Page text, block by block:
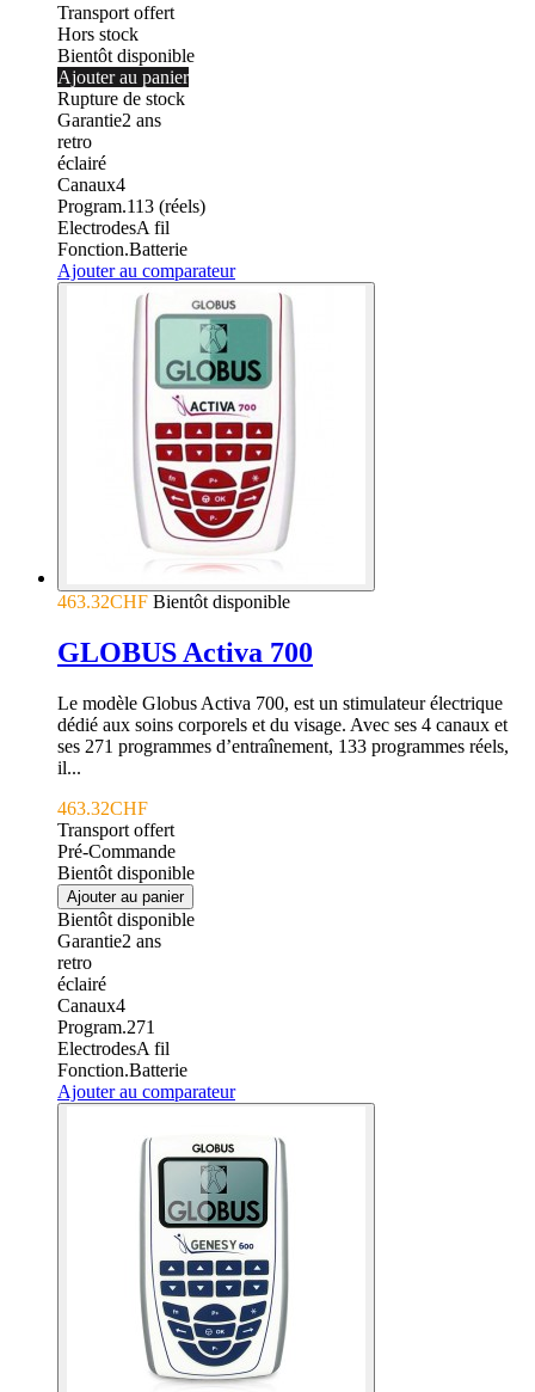
Transport offert
Hors stock
Bientôt disponible
Ajouter au panier
Rupture de stock
Garantie2 ans
retro
éclairé
Canaux4
Program.113 (réels)
ElectrodesA fil
Fonction.Batterie
Ajouter au comparateur
463.32CHF Bientôt disponible
GLOBUS Activa 700
Le modèle Globus Activa 700, est un stimulateur électrique
dédié aux soins corporels et du visage. Avec ses 4 canaux et
ses 271 programmes d’entraînement, 133 programmes réels,
il...
463.32CHF
Transport offert
Pré-Commande
Bientôt disponible
Ajouter au panier
Bientôt disponible
Garantie2 ans
retro
éclairé
Canaux4
Program.271
ElectrodesA fil
Fonction.Batterie
Ajouter au comparateur